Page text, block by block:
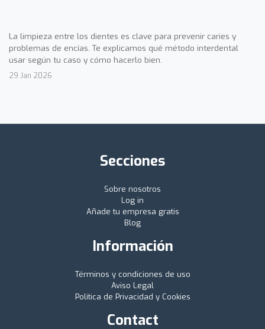
La limpieza entre los dientes es clave para prevenir caries y
problemas de encías. Te explicamos qué método interdental
usar según tu caso y cómo hacerlo bien.
29 Jan 2026
Secciones
Sobre nosotros
Log in
Añade tu empresa gratis
Blog
Información
Términos y condiciones de uso
Aviso Legal
Política de Privacidad y Cookies
Contact